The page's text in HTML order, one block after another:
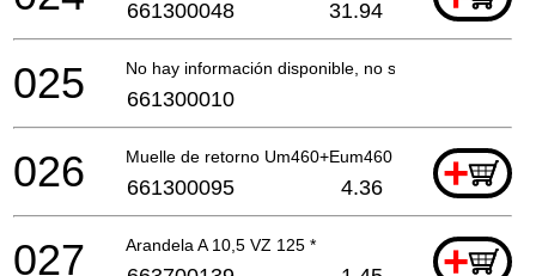
661300048 31.94
No hay información disponible, no se puede pedir
025 661300010
Muelle de retorno Um460+Eum460 * +
026 661300095 4.36
Arandela A 10,5 VZ 125 * +
027